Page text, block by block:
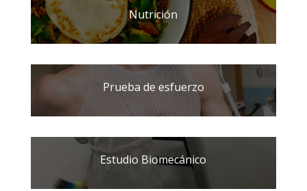
Nutrición
Prueba de esfuerzo
Estudio Biomecánico